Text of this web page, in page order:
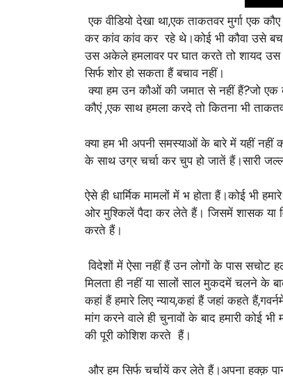
एक वीडियो देखा था,एक ताकतवर मुर्गा
कर कांव कांव कर रहे थे।कोई भी कौवा उसे
उस अकेले हमलावर पर घात करते तो शायद उस
सिर्फ शोर हो सकता हैं बचाव नहीं।
क्या हम उन कौओं की जमात से नहीं हैं?जो
कौएं ,एक साथ हमला करदे तो कितना भी
क्या हम भी अपनी समस्याओं के बारे में यहीं नहीं
के साथ उग्र चर्चा कर चुप हो जातें हैं।सारी
ऐसे ही धार्मिक मामलों में भ होता हैं।कोई भी
ओर मुश्किलें पैदा कर लेते हैं। जिसमें शासक या
करते हैं।
विदेशों में ऐसा नहीं हैं उन लोगों के पास
मिलता ही नहीं या सालों साल मुकदमें चलने के
कहां हैं हमारे लिए न्याय,कहां हैं जहां कहते
मांग करने वाले ही चुनावों के बाद हमारी कोई
की पूरी कोशिश करते हैं।
और हम सिर्फ चर्चायें कर लेते हैं।अपना हक्क़